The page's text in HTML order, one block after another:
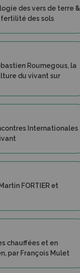
des vers de terre &
des sols
Roumegous, la
du vivant sur
Internationales
FORTIER et
chauffées et en
par François Mulet